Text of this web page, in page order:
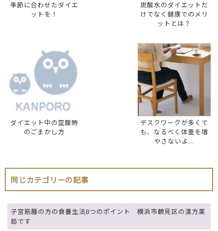
季節に合わせたダイエ
ットを！
炭酸水のダイエットだ
けでなく健康でのメリ
ットとは？
ダイエット中の空腹時
のごまかし方
デスクワークが多くて
も、なるべく体重を増
やさないよ...
同じカテゴリーの記事
子宮筋腫の方の食養生法8つのポイント 横浜市鶴見区の漢方薬
局です